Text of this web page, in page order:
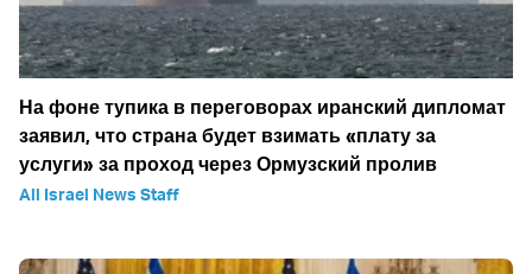
На фоне тупика в переговорах иранский дипломат
заявил, что страна будет взимать «плату за
услуги» за проход через Ормузский пролив
All Israel News Staff